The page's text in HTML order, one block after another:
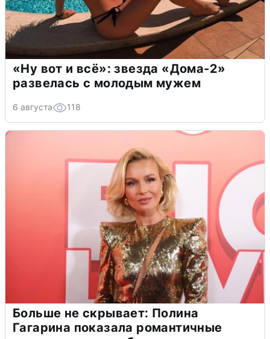
«Ну вот и всё»: звезда «Дома-2»
развелась с молодым мужем
6 августа 118
Больше не скрывает: Полина
Гагарина показала романтичные